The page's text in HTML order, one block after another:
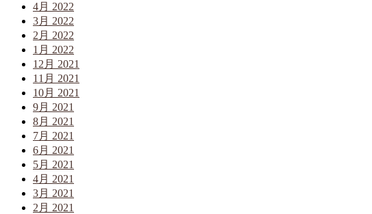
4月 2022
3月 2022
2月 2022
1月 2022
12月 2021
11月 2021
10月 2021
9月 2021
8月 2021
7月 2021
6月 2021
5月 2021
4月 2021
3月 2021
2月 2021